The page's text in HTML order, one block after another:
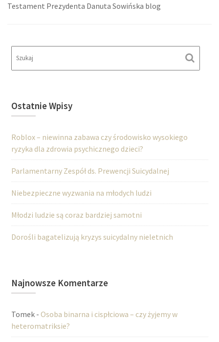
Testament Prezydenta Danuta Sowińska blog
Ostatnie Wpisy
Roblox – niewinna zabawa czy środowisko wysokiego
ryzyka dla zdrowia psychicznego dzieci?
Parlamentarny Zespół ds. Prewencji Suicydalnej
Niebezpieczne wyzwania na młodych ludzi
Młodzi ludzie są coraz bardziej samotni
Dorośli bagatelizują kryzys suicydalny nieletnich
Najnowsze Komentarze
Tomek- Osoba binarna i cispłciowa – czy żyjemy w
heteromatriksie?